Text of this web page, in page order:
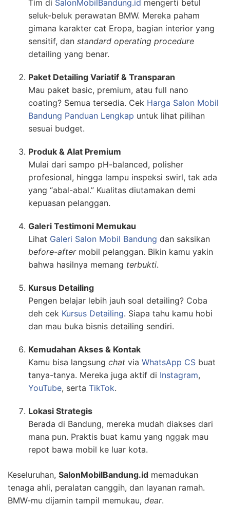
Tim di SalonMobilBandung.id mengerti betul
seluk-beluk perawatan BMW. Mereka paham
gimana karakter cat Eropa, bagian interior yang
sensitif, dan standard operating procedure
detailing yang benar.
Paket Detailing Variatif & Transparan
Mau paket basic, premium, atau full nano
coating? Semua tersedia. Cek Harga Salon Mobil
Bandung Panduan Lengkap untuk lihat pilihan
sesuai budget.
Produk & Alat Premium
Mulai dari sampo pH-balanced, polisher
profesional, hingga lampu inspeksi swirl, tak ada
yang “abal-abal.” Kualitas diutamakan demi
kepuasan pelanggan.
Galeri Testimoni Memukau
Lihat Galeri Salon Mobil Bandung dan saksikan
before-aftermobil pelanggan. Bikin kamu yakin
bahwa hasilnya memang terbukti.
Kursus Detailing
Pengen belajar lebih jauh soal detailing? Coba
deh cek Kursus Detailing. Siapa tahu kamu hobi
dan mau buka bisnis detailing sendiri.
Kemudahan Akses & Kontak
Kamu bisa langsung chat via WhatsApp CS buat
tanya-tanya. Mereka juga aktif di Instagram,
YouTube, serta TikTok.
Lokasi Strategis
Berada di Bandung, mereka mudah diakses dari
mana pun. Praktis buat kamu yang nggak mau
repot bawa mobil ke luar kota.
Keseluruhan, SalonMobilBandung.id memadukan
tenaga ahli, peralatan canggih, dan layanan ramah.
BMW-mu dijamin tampil memukau, dear.